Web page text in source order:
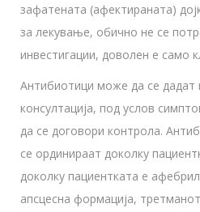
зафатената (афектираната)
за лекување, обично не се
инвестигации, доволен е само
Антибиотици може да се дадат
консултација, под услов
да се договори контрола.
се ординираат доколку
доколку пациентката е
апсцесна формација,